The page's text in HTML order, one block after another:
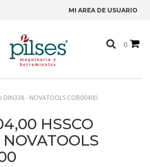
MI AREA DE USUARIO
0
DIN338 - NOVATOOLS COB00400
HSSCO